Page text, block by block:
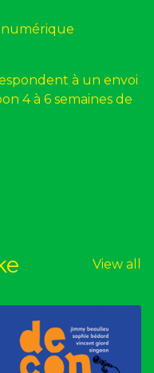
numérique
à un envoi
4 à 6 semaines de
View all